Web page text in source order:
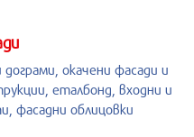
дограми, окачени фасади и
еталбонд, входни и
фасадни облицовки